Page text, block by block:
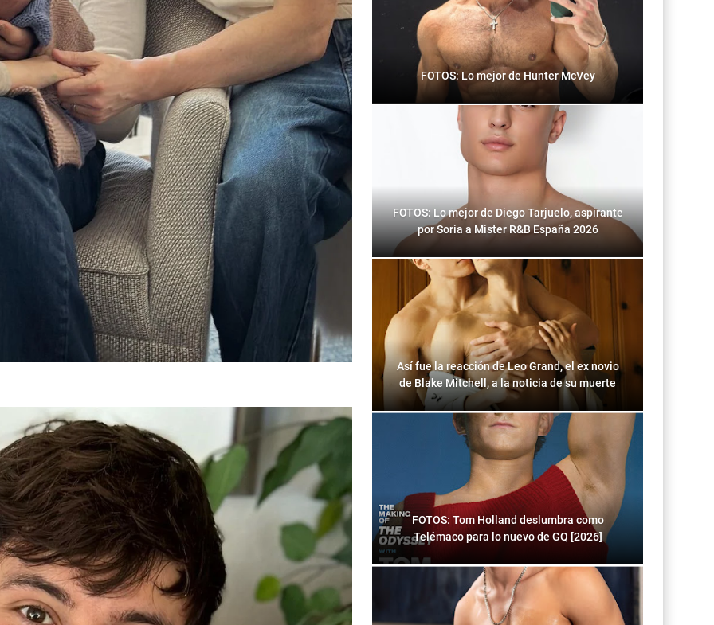
FOTOS: Lo mejor de Hunter McVey
FOTOS: Lo mejor de Diego Tarjuelo, aspirante
por Soria a Mister R&B España 2026
Así fue la reacción de Leo Grand, el ex novio
de Blake Mitchell, a la noticia de su muerte
FOTOS: Tom Holland deslumbra como
Telémaco para lo nuevo de GQ [2026]